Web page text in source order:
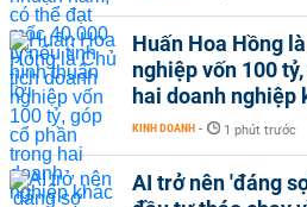
Huấn Hoa Hồng
nghiệp vốn 100
hai doanh nghiệp
KINH DOANH - 1 phút trước
AI trở nên 'đáng